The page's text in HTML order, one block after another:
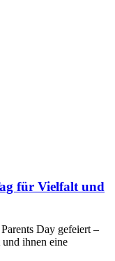
für Vielfalt und
Day gefeiert –
ihnen eine